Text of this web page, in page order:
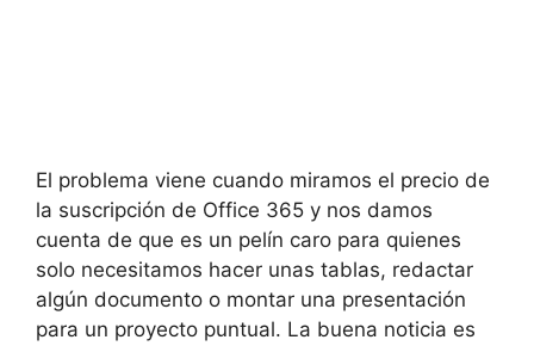
El problema viene cuando miramos el precio de
la suscripción de Office 365 y nos damos
cuenta de que es un pelín caro para quienes
solo necesitamos hacer unas tablas, redactar
algún documento o montar una presentación
para un proyecto puntual. La buena noticia es